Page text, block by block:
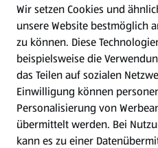
WhatsApp
Gewinnspiele
Mein HOFER. Meine Einkäufe.
Meine Meinung. Mein HOFER.
Wir setzen Cookies und
unsere Website bestmöglich
zu können. Diese
beispielsweise die
das Teilen auf sozialen
Einwilligung können
Personalisierung von
übermittelt werden. Bei
kann es zu einer